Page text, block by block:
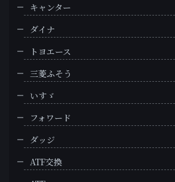
キャンター
ダイナ
トヨエース
三菱ふそう
いすゞ
フォワード
ダッジ
ATF交換